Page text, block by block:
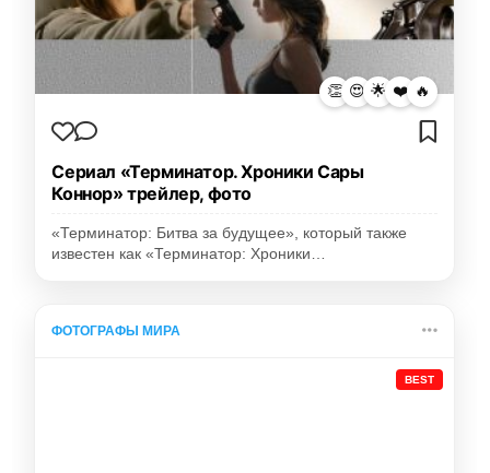
👏 😍 🌟 ❤️ 🔥
Сериал «Терминатор. Хроники Сары
Коннор» трейлер, фото
«Терминатор: Битва за будущее», который также
известен как «Терминатор: Хроники…
ФОТОГРАФЫ МИРА
BEST